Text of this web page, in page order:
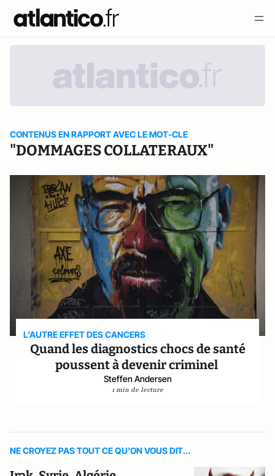
CONTENUS EN RAPPORT AVEC LE MOT-CLE
"DOMMAGES COLLATERAUX"
L’AUTRE EFFET DES CANCERS
Quand les diagnostics chocs de santé
poussent à devenir criminel
Steffen Andersen
1 min de lecture
NE CROYEZ PAS TOUT CE QU'ON VOUS DIT...